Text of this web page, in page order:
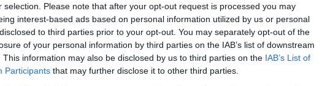
selection. Please note that after your opt-out request is processed you may
interest-based ads based on personal information utilized by us or personal
to third parties prior to your opt-out. You may separately opt-out of the
of your personal information by third parties on the IAB’s list of downstream
This information may also be disclosed by us to third parties on the IAB’s List of
Participants that may further disclose it to other third parties.
e “D’istruzione”
l’evento in un punto sottolinea esattamente il punto della questione su cui
l’accento.
“Che tipo di cittadino viene plasmato nelle scuole di quest’epoca?
numerose infangate che la cultura dominante, ben seguita in questo da quella